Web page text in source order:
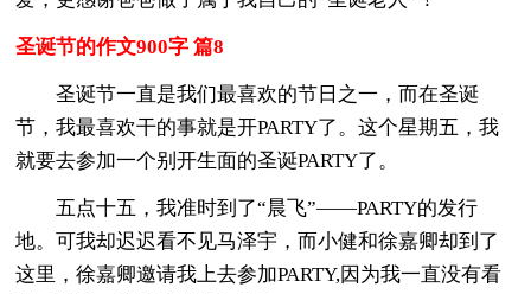
圣诞节的作文900字 篇8
圣诞节一直是我们最喜欢的节日之一，而在圣诞
节，我最喜欢干的事就是开PARTY了。这个星期五，我
就要去参加一个别开生面的圣诞PARTY了。
五点十五，我准时到了“晨飞”——PARTY的发行
地。可我却迟迟看不见马泽宇，而小健和徐嘉卿却到了
这里，徐嘉卿邀请我上去参加PARTY,因为我一直没有看